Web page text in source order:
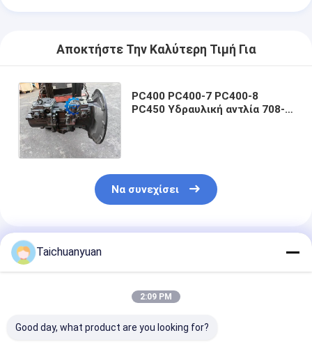
Αποκτήστε Την Καλύτερη Τιμή Για
PC400 PC400-7 PC400-8
PC450 Υδραυλική αντλία 708-
Να συνεχίσει
Συνιστώμενα Προϊόντα
Taichuanyuan
2:09 PM
Good day, what product are you looking for?